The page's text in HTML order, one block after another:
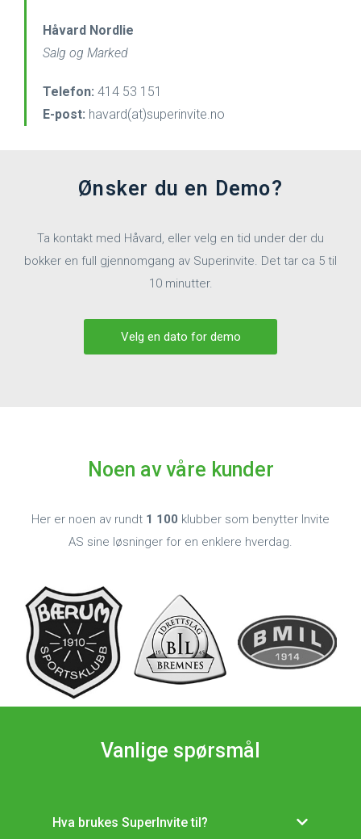
Håvard Nordlie
Salg og Marked
Telefon: 414 53 151
E-post: havard(at)superinvite.no
Ønsker du en Demo?
Ta kontakt med Håvard, eller velg en tid under der du
bokker en full gjennomgang av Superinvite. Det tar ca 5 til
10 minutter.
Velg en dato for demo
Noen av våre kunder
Her er noen av rundt 1 100 klubber som benytter Invite
AS sine løsninger for en enklere hverdag.
Vanlige spørsmål
Hva brukes SuperInvite til?